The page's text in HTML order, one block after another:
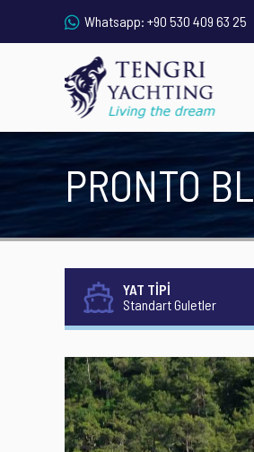
Whatsapp: +90 530 409 63 25
PRONTO
YAT TİPİ
Standart Guletler